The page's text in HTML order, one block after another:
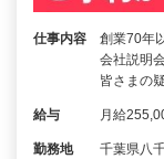
仕事内容
創業70年
会社説明
皆さまの
給与 月給
勤務地
千葉県八